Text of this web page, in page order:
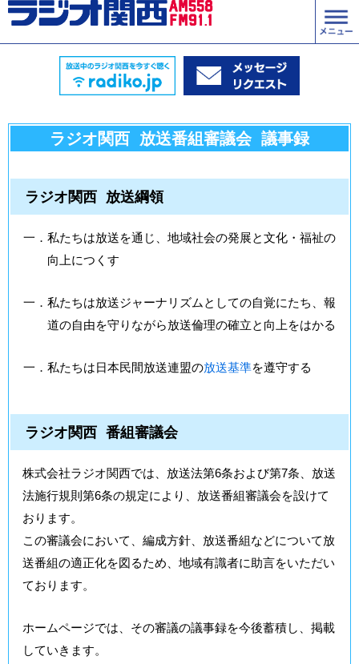
ラジオ関西 放送番組審議会 議事録
ラジオ関西 放送綱領
一．私たちは放送を通じ、地域社会の発展と文化・福祉の
向上につくす
一．私たちは放送ジャーナリズムとしての自覚にたち、報
道の自由を守りながら放送倫理の確立と向上をはかる
一．私たちは日本民間放送連盟の放送基準を遵守する
ラジオ関西 番組審議会
株式会社ラジオ関西では、放送法第6条および第7条、放送
法施行規則第6条の規定により、放送番組審議会を設けて
おります。
この審議会において、編成方針、放送番組などについて放
送番組の適正化を図るため、地域有識者に助言をいただい
ております。
ホームページでは、その審議の議事録を今後蓄積し、掲載
していきます。